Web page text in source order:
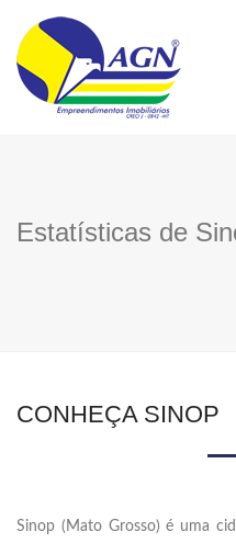
Estatísticas de
CONHEÇA SINOP
Sinop (Mato Grosso) é uma